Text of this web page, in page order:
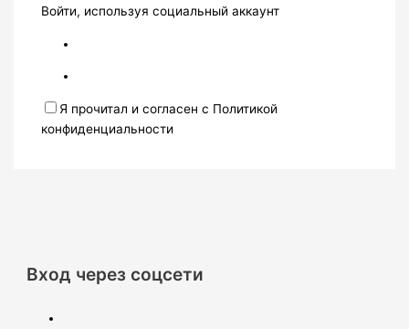
Войти, используя социальный аккаунт
Я прочитал и согласен с Политикой
конфиденциальности
Вход через соцсети